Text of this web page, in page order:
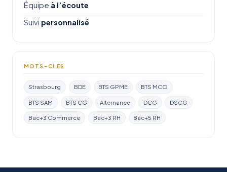
Équipe à l’écoute
Suivi personnalisé
MOTS-CLÉS
Strasbourg BDE BTS GPME BTS MCO
BTS SAM BTS CG Alternance DCG DSCG
Bac+3 Commerce Bac+3 RH Bac+5 RH